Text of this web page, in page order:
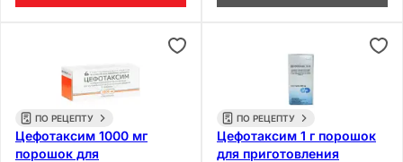
ПО РЕЦЕПТУ
Цефотаксим 1000 мг
порошок для
ПО РЕЦЕПТУ
Цефотаксим 1 г порошок
для приготовления